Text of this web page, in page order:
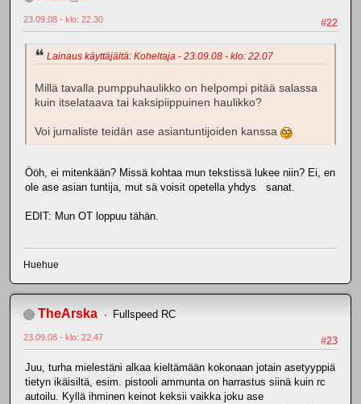
#22
23.09.08 - klo: 22.30
Lainaus käyttäjältä: Koheltaja - 23.09.08 - klo: 22.07
Millä tavalla pumppuhaulikko on helpompi pitää salassa
kuin itselataava tai kaksipiippuinen haulikko?
Voi jumaliste teidän ase asiantuntijoiden kanssa
Ööh, ei mitenkään? Missä kohtaa mun tekstissä lukee niin? Ei, en
ole ase asian tuntija, mut sä voisit opetella yhdys sanat.
EDIT: Mun OT loppuu tähän.
Huehue
TheArska Fullspeed RC
#23
23.09.08 - klo: 22.47
Juu, turha mielestäni alkaa kieltämään kokonaan jotain asetyyppiä
tietyn ikäisiltä, esim. pistooli ammunta on harrastus siinä kuin rc
autoilu. Kyllä ihminen keinot keksii vaikka joku ase